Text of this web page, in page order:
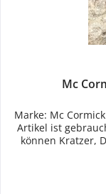
Mc
Marke: Mc
Artikel ist
können Kratzer,